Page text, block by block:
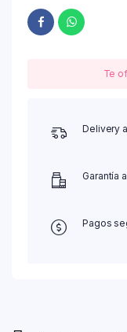
Te
Delivery
Garantía
Pagos